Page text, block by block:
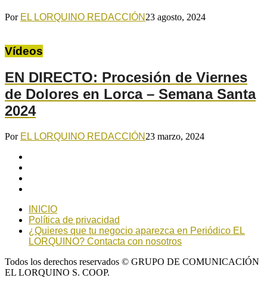
Por EL LORQUINO REDACCIÓN 23 agosto, 2024
Vídeos
EN DIRECTO: Procesión de Viernes
de Dolores en Lorca – Semana Santa
2024
Por EL LORQUINO REDACCIÓN 23 marzo, 2024
INICIO
Política de privacidad
¿Quieres que tu negocio aparezca en Periódico EL
LORQUINO? Contacta con nosotros
Todos los derechos reservados © GRUPO DE COMUNICACIÓN
EL LORQUINO S. COOP.